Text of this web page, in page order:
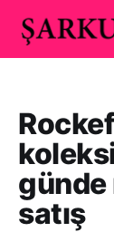
günde
satış